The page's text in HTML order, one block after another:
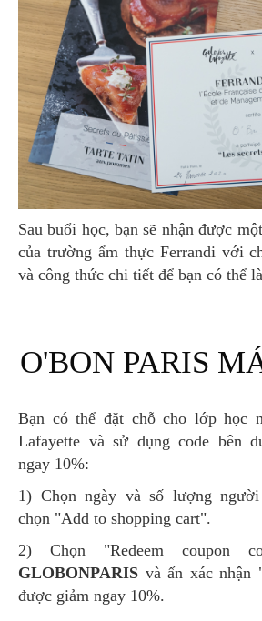
Sau buổi học, bạn sẽ nhận được một chứng chỉ cá nhân
của trường ẩm thực Ferrandi với
và công thức chi tiết để bạn có thể
O'BON PARIS
Bạn có thể đặt chỗ cho lớp học nấu ăn tại Galeries
Lafayette và sử dụng code bên
ngay 10%:
1) Chọn ngày và số lượng người tham gia, sau đó
chọn "Add to shopping cart".
2) Chọn "Redeem coupon
GLOBONPARIS và ấn xác nhận
được giảm ngay 10%.